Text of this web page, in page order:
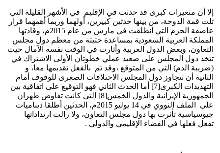
إلا أن متغيرات كبرى قد حدثت في الإقليم في الأشهر القليلة التي
تلت قمة الدوحة، من بينها حدثين كبيرين، أولهما وربما أهمهما قرار
عاصفة الحزم التي انطلقت في مارس من عام 2015م، وقادتها
المملكة العربية السعودية بمساعدة حثيثة من معظم دول مجلس
التعاون، وبعض الدول العربية وأثارت في الوقت نفسه الآمال حيث
تتخذ دول المجلس على صعيد عملي خطوتان الأولى الاشتراك في
(ضريبة الدم) التي من المتوقع ،وقد تم بالفعل تقديمها معا، و
الثانية أن تتجاوز دول المجلس الاختلافات الصغرى للوقوف أمام
التهديدات الكبرى[7] أما الحدث الثاني فهو التوقيع على اتفاقية بين
الجمهورية الإيرانية والدول الخمس[8] التي كانت تفاوض طهران
على الملف النووي في 14 يوليو 2015م، الحدثين أطلقا ديناميات
جيوسياسية تأثرت بها دول مجلس التعاون، ولا زالت ارتداداتها
تفعل فعلها في الفضاء الإقليمي والدولي .